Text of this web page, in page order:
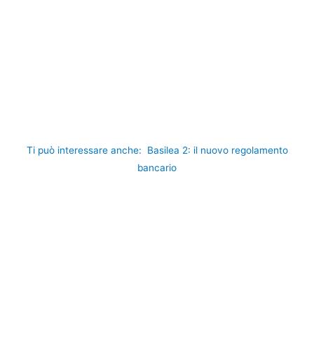
Ti può interessare anche:
Basilea 2: il nuovo regolamento
bancario